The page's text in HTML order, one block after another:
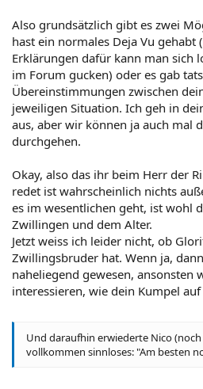
Also grundsätzlich gibt es zwei
hast ein normales Deja Vu gehabt
Erklärungen dafür kann man sich
im Forum gucken) oder es gab
Übereinstimmungen zwischen
jeweiligen Situation. Ich geh in
aus, aber wir können ja auch mal
durchgehen.
Okay, also das ihr beim Herr der
redet ist wahrscheinlich nichts
es im wesentlichen geht, ist wohl
Zwillingen und dem Alter.
Jetzt weiss ich leider nicht, ob
Zwillingsbruder hat. Wenn ja,
naheliegend gewesen, ansonsten
interessieren, wie dein Kumpel
Und daraufhin erwiederte Nico
vollkommen sinnloses: "Am besten